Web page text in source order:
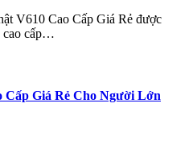
V610 Cao Cấp Giá Rẻ được
cao cấp…
Giá Rẻ Cho Người Lớn